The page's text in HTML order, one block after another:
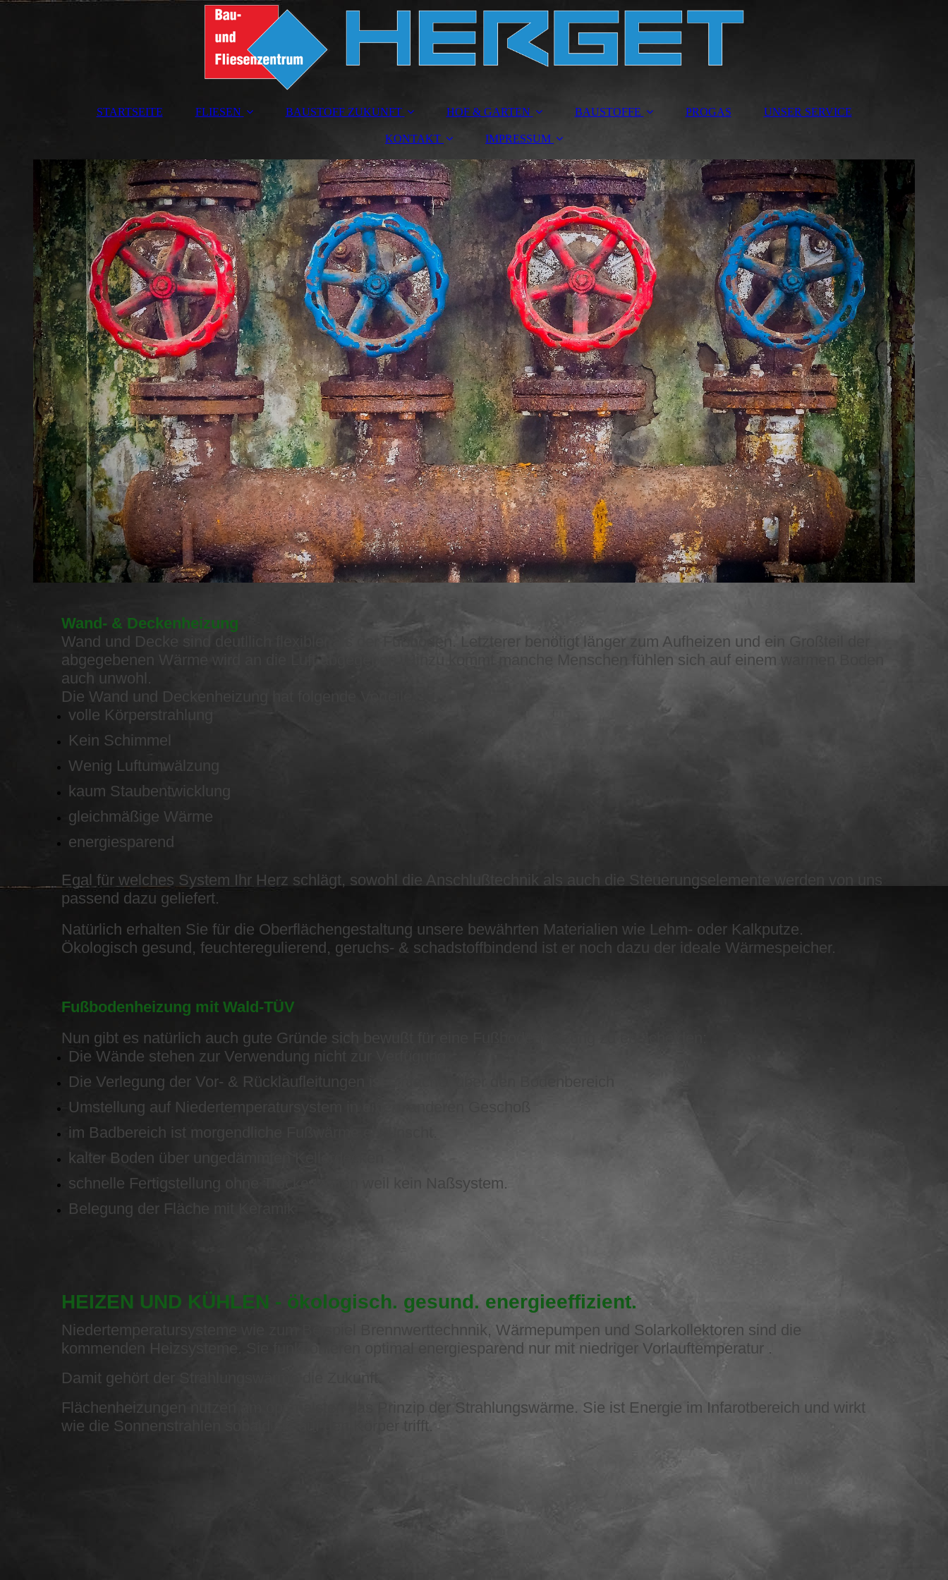
STARTSEITE FLIESEN BAUSTOFF ZUKUNFT HOF & GARTEN BAUSTOFFE PROGAS UNSER SERVICE
KONTAKT IMPRESSUM
Wand- & Deckenheizung
Wand und Decke sind deutllich flexibler als der Fußboden. Letzterer benötigt länger zum Aufheizen und ein Großteil der
abgegebenen Wärme wird an die Luft abgegeben. Hinzu kommt manche Menschen fühlen sich auf einem warmen Boden
auch unwohl.
Die Wand und Deckenheizung hat folgende Vorteile:
volle Körperstrahlung
Kein Schimmel
Wenig Luftumwälzung
kaum Staubentwicklung
gleichmäßige Wärme
energiesparend
Egal für welches System Ihr Herz schlägt, sowohl die Anschlußtechnik als auch die Steuerungselemente werden von uns
passend dazu geliefert.
Natürlich erhalten Sie für die Oberflächengestaltung unsere bewährten Materialien wie Lehm- oder Kalkputze.
Ökologisch gesund, feuchteregulierend, geruchs- & schadstoffbindend ist er noch dazu der ideale Wärmespeicher.
Fußbodenheizung mit Wald-TÜV
Nun gibt es natürlich auch gute Gründe sich bewußt für eine Fußbodenheizung zu entscheiden:
Die Wände stehen zur Verwendung nicht zur Verfügung
Die Verlegung der Vor- & Rücklaufleitungen ist einfacher über den Bodenbereich
Umstellung auf Niedertemperatursystem in einem anderen Geschoß
im Badbereich ist morgendliche Fußwärme erwünscht.
kalter Boden über ungedämmten Kellerdecken
schnelle Fertigstellung ohne Trockenzeiten weil kein Naßsystem.
Belegung der Fläche mit Keramik
HEIZEN UND KÜHLEN - ökologisch. gesund. energieeffizient.
Niedertemperatursysteme wie zum Beispiel Brennwerttechnnik, Wärmepumpen und Solarkollektoren sind die
kommenden Heizsysteme. Sie funktionieren optimal energiesparend nur mit niedriger Vorlauftemperatur .
Damit gehört der Strahlungswärme die Zukunft.
Flächenheizungen nutzen am optimalsten das Prinzip der Strahlungswärme. Sie ist Energie im Infarotbereich und wirkt
wie die Sonnenstrahlen sobald sie auf den Körper trifft.